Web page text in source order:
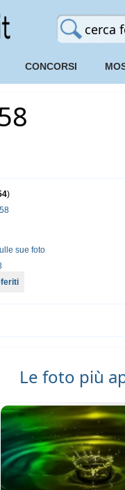
CONCORSI
)
sue foto
Le foto più